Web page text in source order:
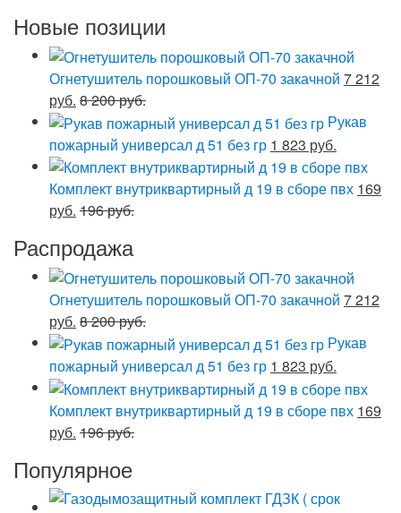
Новые позиции
Огнетушитель порошковый ОП-70 закачной 7 212
руб. 8 200 руб.
Рукав
пожарный универсал д 51 без гр 1 823 руб.
Комплект внутриквартирный д 19 в сборе пвх 169
руб. 196 руб.
Распродажа
Огнетушитель порошковый ОП-70 закачной 7 212
руб. 8 200 руб.
Рукав
пожарный универсал д 51 без гр 1 823 руб.
Комплект внутриквартирный д 19 в сборе пвх 169
руб. 196 руб.
Популярное